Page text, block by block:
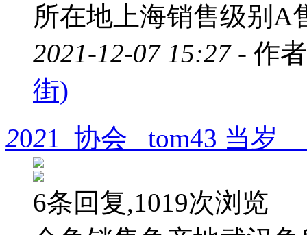
所在地上海销售级别A
2021-12-07 15:27 - 作
街)
2021 协会 tom43 当岁
6条回复,1019次浏览